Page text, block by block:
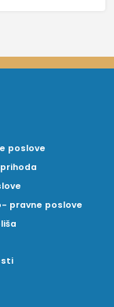
poslove
pravne poslove